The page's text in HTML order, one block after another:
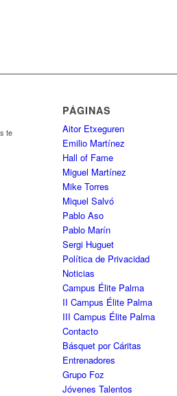
te
PÁGINAS
Aitor Etxeguren
Emilio Martínez
Hall of Fame
Miguel Martínez
Mike Torres
Miquel Salvó
Pablo Aso
Pablo Marín
Sergi Huguet
Política de Privacidad
Noticias
Campus Élite Palma
II Campus Élite Palma
III Campus Élite Palma
Contacto
Básquet por Cáritas
Entrenadores
Grupo Foz
Jóvenes Talentos